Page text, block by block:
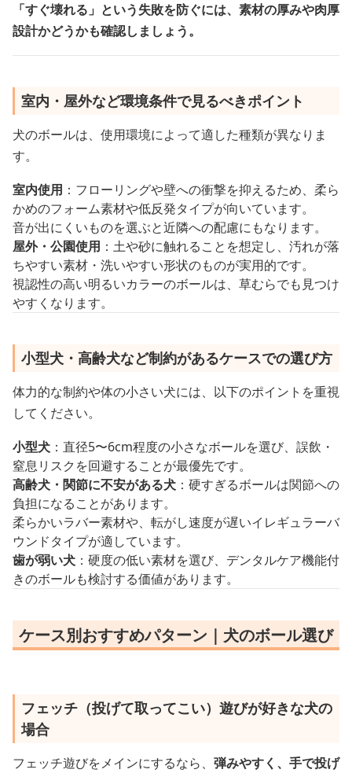
「すぐ壊れる」という失敗を防ぐには、素材の厚みや肉厚
設計かどうかも確認しましょう。
室内・屋外など環境条件で見るべきポイント
犬のボールは、使用環境によって適した種類が異なりま
す。
室内使用 ：フローリングや壁への衝撃を抑えるため、柔ら
かめのフォーム素材や低反発タイプが向いています。
音が出にくいものを選ぶと近隣への配慮にもなります。
屋外・公園使用 ：土や砂に触れることを想定し、汚れが落
ちやすい素材・洗いやすい形状のものが実用的です。
視認性の高い明るいカラーのボールは、草むらでも見つけ
やすくなります。
小型犬・高齢犬など制約があるケースでの選び方
体力的な制約や体の小さい犬には、以下のポイントを重視
してください。
小型犬 ：直径5〜6cm程度の小さなボールを選び、誤飲・
窒息リスクを回避することが最優先です。
高齢犬・関節に不安がある犬 ：硬すぎるボールは関節への
負担になることがあります。
柔らかいラバー素材や、転がし速度が遅いイレギュラーバ
ウンドタイプが適しています。
歯が弱い犬 ：硬度の低い素材を選び、デンタルケア機能付
きのボールも検討する価値があります。
ケース別おすすめパターン｜犬のボール選び
フェッチ（投げて取ってこい）遊びが好きな犬の
場合
フェッチ遊びをメインにするなら、 弾みやすく、手で投げ